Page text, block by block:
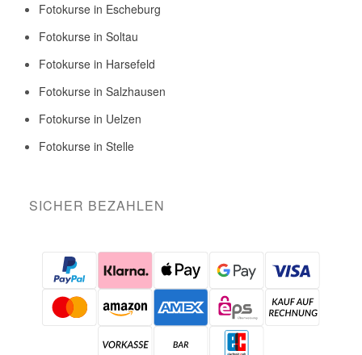
Fotokurse in Escheburg
Fotokurse in Soltau
Fotokurse in Harsefeld
Fotokurse in Salzhausen
Fotokurse in Uelzen
Fotokurse in Stelle
SICHER BEZAHLEN